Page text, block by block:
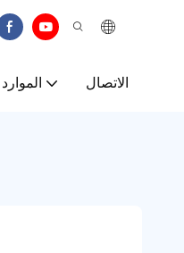
الموارد الاتصال